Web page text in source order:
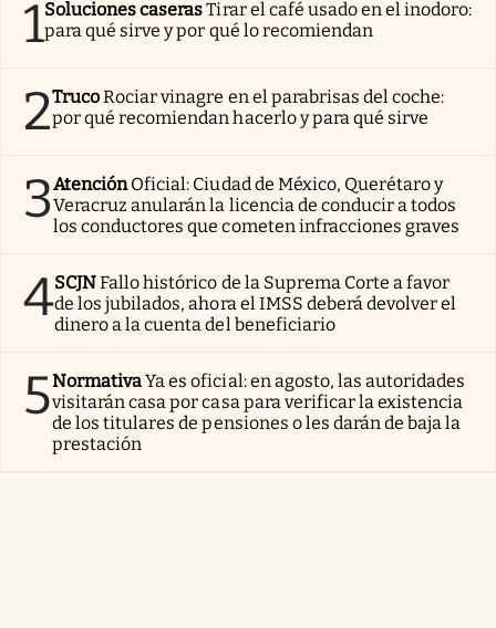
1Soluciones caserasTirar el café usado en el inodoro:
para qué sirve y por qué lo recomiendan
2TrucoRociar vinagre en el parabrisas del coche:
por qué recomiendan hacerlo y para qué sirve
3AtenciónOficial: Ciudad de México, Querétaro y
Veracruz anularán la licencia de conducir a todos
los conductores que cometen infracciones graves
4SCJNFallo histórico de la Suprema Corte a favor
de los jubilados, ahora el IMSS deberá devolver el
dinero a la cuenta del beneficiario
5NormativaYa es oficial: en agosto, las autoridades
visitarán casa por casa para verificar la existencia
de los titulares de pensiones o les darán de baja la
prestación